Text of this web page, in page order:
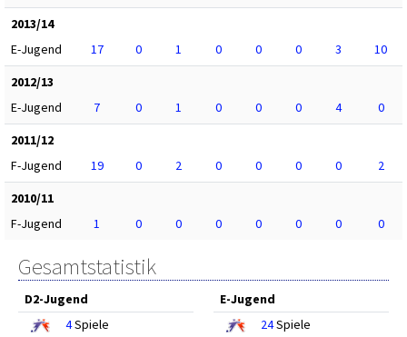
2013/14
E-Jugend
17 0 1 0 0 0 3
10
2012/13
E-Jugend
7 0 1 0 0 0 4
0
2011/12
F-Jugend
19 0 2 0 0 0 0
2
2010/11
F-Jugend
1 0 0 0 0 0 0 0
Gesamtstatistik
D2-Jugend
4Spiele
E-Jugend
24Spiele